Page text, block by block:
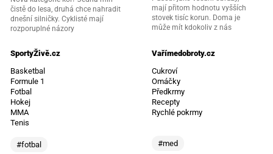
čistě do lesa, druhá chce nahradit
dnešní silničky. Cyklisté mají
rozporuplné názory
mají přitom hodnotu vyšších
stovek tisíc korun. Doma je
může mít kdokoliv z nás
SportyŽivě.cz
Basketbal
Formule 1
Fotbal
Hokej
MMA
Tenis
#fotbal
Vařímedobroty.cz
Cukroví
Omáčky
Předkrmy
Recepty
Rychlé pokrmy
#med